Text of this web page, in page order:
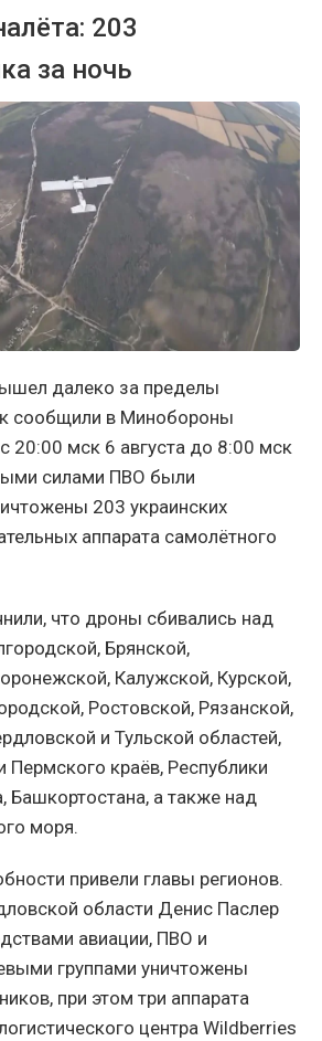
203
за ночь
далеко за пределы
сообщили в Минобороны
20:00 мск 6 августа до 8:00 мск
силами ПВО были
203 украинских
аппарата самолётного
что дроны сбивались над
Брянской,
Калужской, Курской,
Ростовской, Рязанской,
и Тульской областей,
Пермского краёв, Республики
Башкортостана, а также над
моря.
привели главы регионов.
области Денис Паслер
авиации, ПВО и
группами уничтожены
при этом три аппарата
центра Wildberries